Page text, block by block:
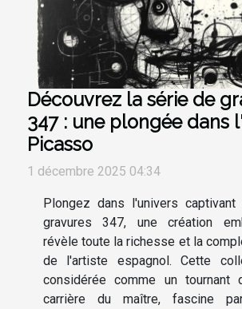
Découvrez la série de
347 : une plongée
Picasso
1 décembre 2025 04:34
Plongez dans l'univers
gravures 347, une création
révèle toute la richesse et la
de l'artiste espagnol. Cette
considérée comme un tournant
carrière du maître, fascine